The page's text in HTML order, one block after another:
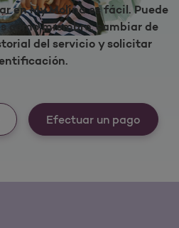
en My Molina es fácil. Puede
como miembro, cambiar de
del servicio y solicitar
Efectuar un pago